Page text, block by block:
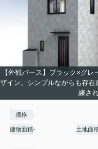
【外観パース】ブラック×グ
ザイン。シンプルながらも存
練さ
価格 -
建物面積- 土地面